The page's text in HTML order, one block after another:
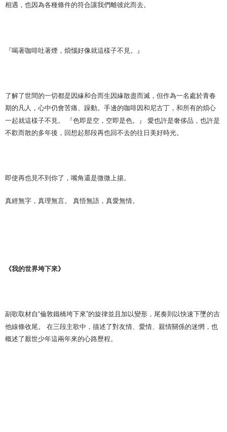
相遇，也因為各種條件的符合讓我們離彼此而去。
『喝著咖啡吐著煙，煩惱好像就這樣子不見。』
了解了世間的一切都是因緣和合而生因緣散盡而滅，但作為一名處於青春
期的凡人，心中仍會苦痛、躁動。手邊的咖啡因和尼古丁，和所有的煩心
一起就這樣子不見。
『色即是空，空即是色。』
愛也許是奢侈品，也許是
不歡而散的多年後，回想起那段再也回不去的往日美好時光。
即使再也見不到你了，嘴角還是微微上揚。
真經無字，真理無言。 真悟無語，真愛無情。
《我的世界垮下來》
副歌取材自“倫敦鐵橋垮下來”的旋律並且加以變形，尾奏則以快速下墜的吉
他線條收尾。 在三段主歌中，描述了對友情、愛情、親情關係的迷惘，也
概述了厭世少年這兩年來的心路歷程。